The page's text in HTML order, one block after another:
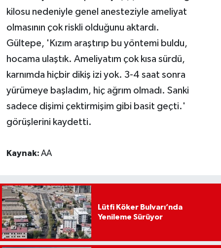
kilosu nedeniyle genel anesteziyle ameliyat
olmasının çok riskli olduğunu aktardı.
Gültepe, 'Kızım araştırıp bu yöntemi buldu,
hocama ulaştık. Ameliyatım çok kısa sürdü,
karnımda hiçbir dikiş izi yok. 3-4 saat sonra
yürümeye başladım, hiç ağrım olmadı. Sanki
sadece dişimi çektirmişim gibi basit geçti.'
görüşlerini kaydetti.
Kaynak: AA
Lütfi Köker Bulvarı’nda
Yenileme Sürüyor